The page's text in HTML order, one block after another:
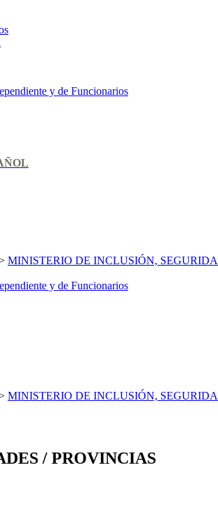
y de Funcionarios
MINISTERIO DE INCLUSIÓN,
y de Funcionarios
MINISTERIO DE INCLUSIÓN,
/ PROVINCIAS